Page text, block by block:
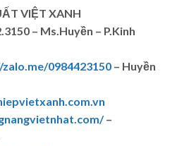
VIỆT XANH
– Ms.Huyền – P.Kinh
0984423150 – Huyền
–